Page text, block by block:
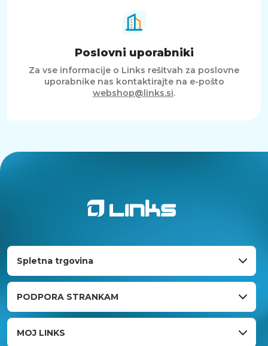
Poslovni uporabniki
Za vse informacije o Links rešitvah za poslovne
uporabnike nas kontaktirajte na e-pošto
webshop@links.si.
Spletna trgovina
PODPORA STRANKAM
MOJ LINKS